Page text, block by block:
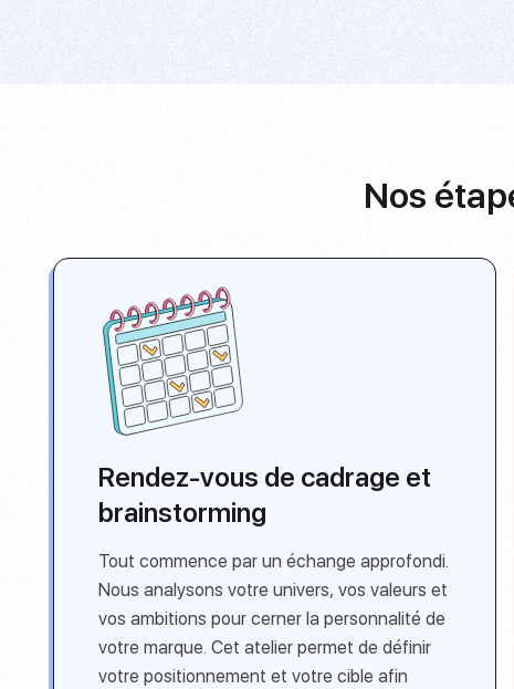
Nos
Rendez-vous de cadrage et
brainstorming
Tout commence par un échange approfondi.
Nous analysons votre univers, vos valeurs et
vos ambitions pour cerner la personnalité de
votre marque. Cet atelier permet de définir
votre positionnement et votre cible afin